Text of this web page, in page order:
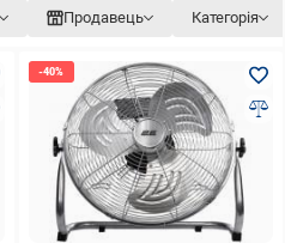
Продавець Категорія